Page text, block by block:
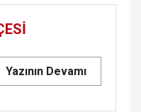
Yazının Devamı